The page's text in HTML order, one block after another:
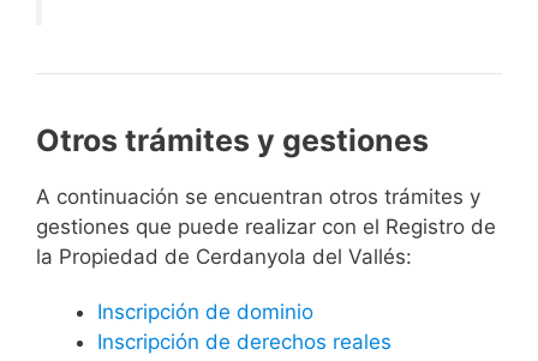
Otros trámites y gestiones
A continuación se encuentran otros trámites y
gestiones que puede realizar con el Registro de
la Propiedad de Cerdanyola del Vallés:
Inscripción de dominio
Inscripción de derechos reales